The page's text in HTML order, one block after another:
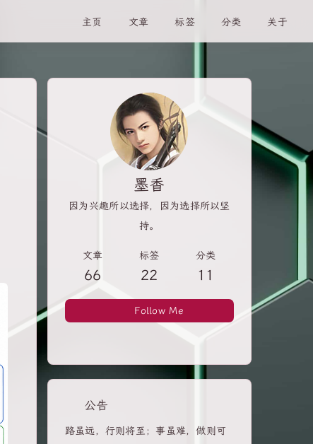
主页 文章 标签 分类 关于
墨香
因为兴趣所以选择，因为选择所以坚
持。
文章
66
标签
22
分类
11
Follow Me
公告
路虽远，行则将至；事虽难，做则可